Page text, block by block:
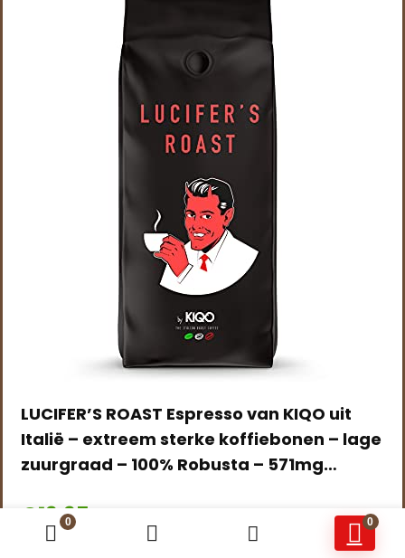
0 0
LUCIFER’S ROAST Espresso van KIQO uit
Italië – extreem sterke koffiebonen – lage
zuurgraad – 100% Robusta – 571mg…
€19.95